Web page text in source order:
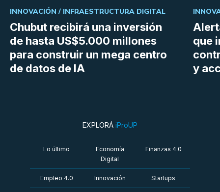
Chubut recibirá una inversión
de hasta US$5.000 millones
para construir un mega centro
de datos de IA
INNOVACIÓN / INFRAESTRUCTURA DIGITAL
que
y
EXPLORÁ iProUP
Lo último
Economía
Digital
Finanzas 4.0
Empleo 4.0 Innovación Startups